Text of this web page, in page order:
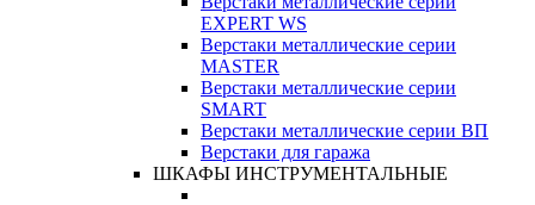
EXPERT WS
Верстаки металлические серии
MASTER
Верстаки металлические серии
SMART
Верстаки металлические серии ВП
Верстаки для гаража
ШКАФЫ ИНСТРУМЕНТАЛЬНЫЕ